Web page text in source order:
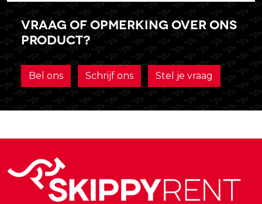
Vraag of opmerking over ons
product?
Bel ons Schrijf ons Stel je vraag